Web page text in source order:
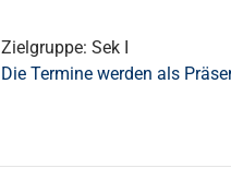
Zielgruppe: Sek I
Die Termine werden als